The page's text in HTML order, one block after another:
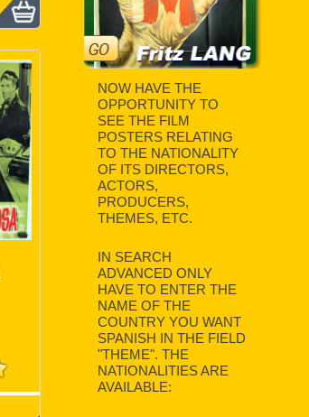
NOW HAVE THE
OPPORTUNITY TO
SEE THE FILM
POSTERS RELATING
TO THE NATIONALITY
OF ITS DIRECTORS,
ACTORS,
PRODUCERS,
THEMES, ETC.
IN SEARCH
ADVANCED ONLY
HAVE TO ENTER THE
NAME OF THE
COUNTRY YOU WANT
SPANISH IN THE FIELD
"THEME". THE
NATIONALITIES ARE
AVAILABLE: